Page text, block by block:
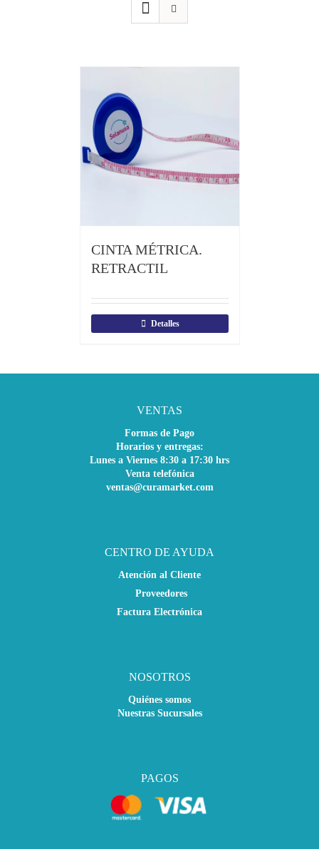
CINTA MÉTRICA.
RETRACTIL
Detalles
VENTAS
Formas de Pago
Horarios y entregas:
Lunes a Viernes 8:30 a 17:30 hrs
Venta telefónica
ventas@curamarket.com
CENTRO DE AYUDA
Atención al Cliente
Proveedores
Factura Electrónica
NOSOTROS
Quiénes somos
Nuestras Sucursales
PAGOS